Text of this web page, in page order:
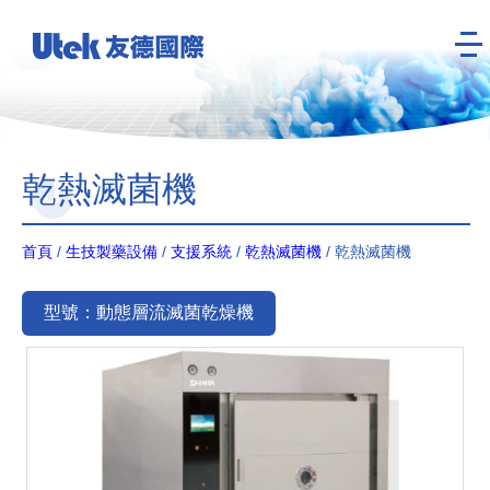
乾熱滅菌機
首頁 / 生技製藥設備 / 支援系統 / 乾熱滅菌機 / 乾熱滅菌機
型號：動態層流滅菌乾燥機